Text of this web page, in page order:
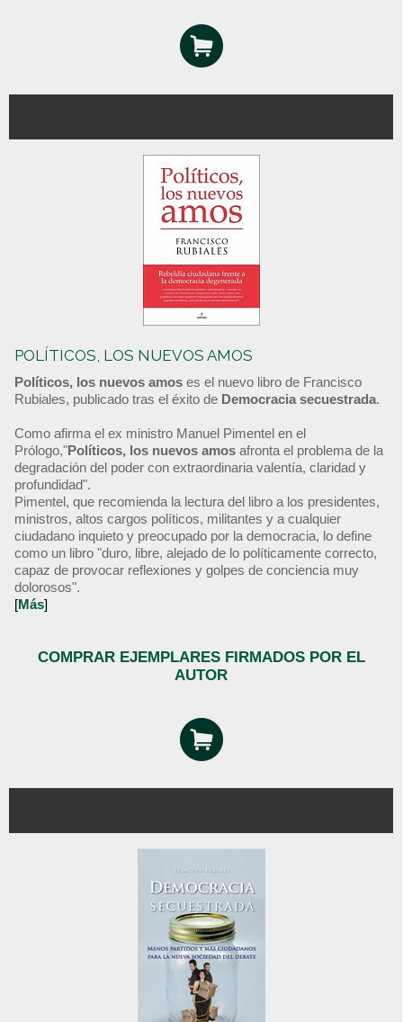
POLÍTICOS, LOS NUEVOS AMOS
Políticos, los nuevos amos es el nuevo libro de Francisco
Rubiales, publicado tras el éxito de Democracia secuestrada.
Como afirma el ex ministro Manuel Pimentel en el
Prólogo,"Políticos, los nuevos amos afronta el problema de la
degradación del poder con extraordinaria valentía, claridad y
profundidad".
Pimentel, que recomienda la lectura del libro a los presidentes,
ministros, altos cargos políticos, militantes y a cualquier
ciudadano inquieto y preocupado por la democracia, lo define
como un libro "duro, libre, alejado de lo políticamente correcto,
capaz de provocar reflexiones y golpes de conciencia muy
dolorosos".
[Más]
COMPRAR EJEMPLARES FIRMADOS POR EL
AUTOR